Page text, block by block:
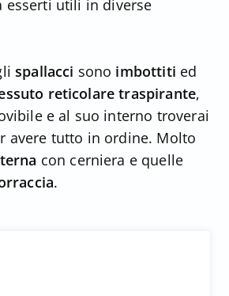
esserti utili in diverse
spallacci sono imbottiti ed
reticolare traspirante,
e al suo interno troverai
avere tutto in ordine. Molto
con cerniera e quelle
.